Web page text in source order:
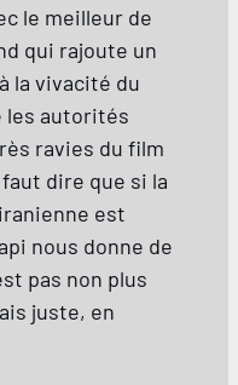
le meilleur de
qui rajoute un
la vivacité du
les autorités
ravies du film
dire que si la
est
nous donne de
pas non plus
juste, en